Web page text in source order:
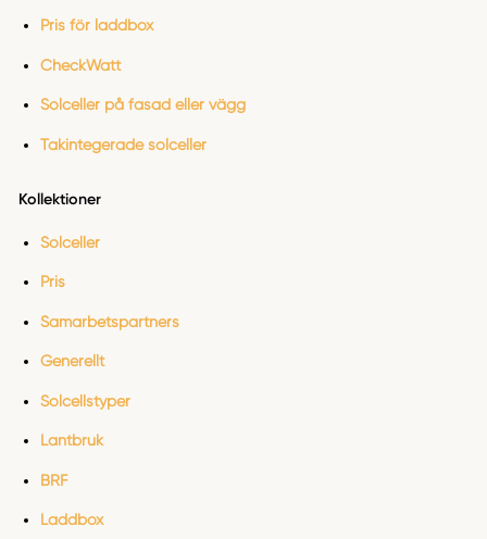
Pris för laddbox
CheckWatt
Solceller på fasad eller vägg
Takintegerade solceller
Kollektioner
Solceller
Pris
Samarbetspartners
Generellt
Solcellstyper
Lantbruk
BRF
Laddbox